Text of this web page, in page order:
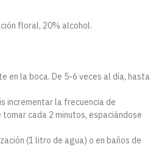
floral, 20% alcohol.
en la boca. De 5-6 veces al día, hasta
incrementar la frecuencia de
cada 2 minutos, espaciándose
(1 litro de agua) o en baños de